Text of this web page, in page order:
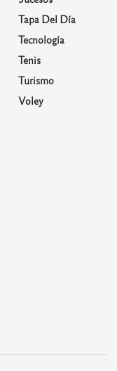
Tapa Del Día
Tecnología
Tenis
Turismo
Voley